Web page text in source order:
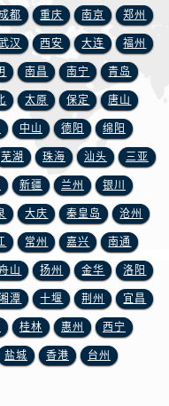
新疆维吾尔自治区喀什市解放北路浪琴售后服务中心（需提前预约）
新疆维吾尔自治区可克达拉市幸福路浪琴售后服务中心（需提前预约）
新疆维吾尔自治区克拉玛依市克拉玛依区友谊路浪琴售后服务中心（需提前预约）
新疆维吾尔自治区库车市库车市文化东路浪琴售后服务中心（需提前预约）
新疆维吾尔自治区库尔勒市库尔勒市人民东路浪琴售后服务中心（需提前预约）
新疆维吾尔自治区奎屯市团结西街浪琴售后服务中心（需提前预约）
新疆维吾尔自治区昆玉市昆泉街浪琴售后服务中心（需提前预约）
新疆维吾尔自治区沙湾市三道河子镇世纪大道南路浪琴售后服务中心（需提前预约）
新疆维吾尔自治区石河子市北二路浪琴售后服务中心（需提前预约）
新疆维吾尔自治区双河市光明路浪琴售后服务中心（需提前预约）
新疆维吾尔自治区塔城市塔城地区闻琴路浪琴售后服务中心（需提前预约）
新疆维吾尔自治区铁门关市兴疆路浪琴售后服务中心（需提前预约）
新疆维吾尔自治区图木舒克市图木舒克市中兴街浪琴售后服务中心（需提前预约）
新疆维吾尔自治区吐鲁番市高昌区文化中路文化中路浪琴售后服务中心（需提前预约）
都 重庆 南京 郑州
汉 西安 大连 福州
南昌 南宁 青岛
太原 保定 唐山
中山 德阳 绵阳
芜湖 珠海 汕头 三亚
新疆 兰州 银川
大庆 秦皇岛 沧州
常州 嘉兴 南通
山 扬州 金华 洛阳
潭 十堰 荆州 宜昌
桂林 惠州 西宁
盐城 香港 台州